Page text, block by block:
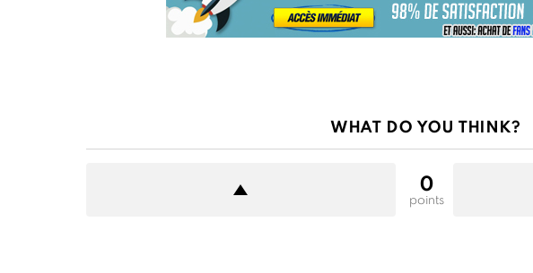
WHAT DO YOU THINK?
0
points